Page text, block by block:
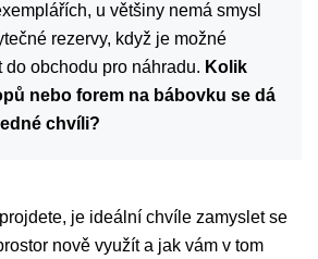
u většiny nemá smysl
rezervy, když je možné
do obchodu pro náhradu. Kolik
nebo forem na bábovku se dá
chvíli?
je ideální chvíle zamyslet se
nově využít a jak vám v tom